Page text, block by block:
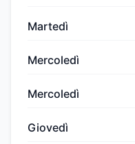
Martedì
Mercoledì
Mercoledì
Giovedì